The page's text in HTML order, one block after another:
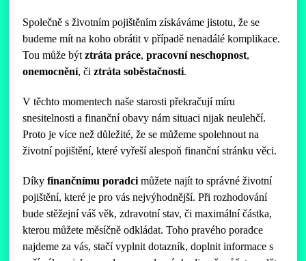
Společně s životním pojištěním získáváme jistotu, že se
budeme mít na koho obrátit v případě nenadálé komplikace.
Tou může býtztráta práce,pracovní neschopnost,
onemocnění, čiztráta soběstačnosti.
V těchto momentech naše starosti překračují míru
snesitelnosti a finanční obavy nám situaci nijak neulehčí.
Proto je více než důležité, že se můžeme spolehnout na
životní pojištění, které vyřeší alespoň finanční stránku věci.
Díkyfinančnímu poradci můžete najít to správné životní
pojištění, které je pro vás nejvýhodnější. Při rozhodování
bude stěžejní váš věk, zdravotní stav, či maximální částka,
kterou můžete měsíčně odkládat. Toho pravého poradce
najdeme za vás, stačí vyplnit dotazník, doplnit informace s